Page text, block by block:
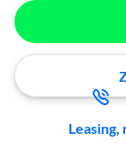
Leasing,